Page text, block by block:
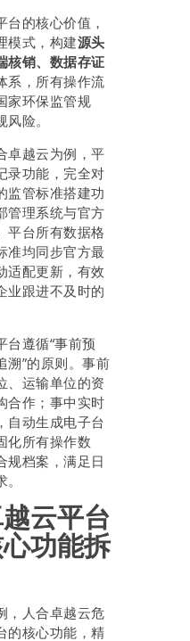
的核心价值，
模式，构建源头
核销、数据存证
系，所有操作流
家环保监管规
险。
卓越云为例，平
录功能，完全对
监管标准搭建功
管理系统与官方
平台所有数据格
准均同步官方最
适配更新，有效
业跟进不及时的
台遵循“事前预
溯”的原则。事前
、运输单位的资
合作；事中实时
自动生成电子台
化所有操作数
规档案，满足日
云平台
功能拆
，人合卓越云危
的核心功能，精